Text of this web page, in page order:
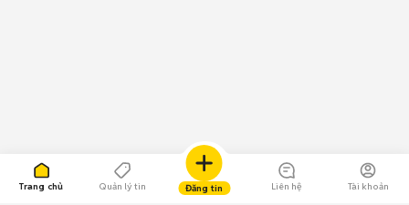
Trang chủ Quản lý tin Đăng tin Liên hệ Tài khoản